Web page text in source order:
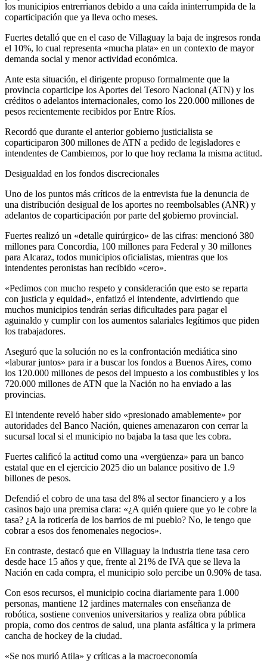
los municipios entrerrianos debido a una caída ininterrumpida de la
coparticipación que ya lleva ocho meses.
Fuertes detalló que en el caso de Villaguay la baja de ingresos ronda
el 10%, lo cual representa «mucha plata» en un contexto de mayor
demanda social y menor actividad económica.
Ante esta situación, el dirigente propuso formalmente que la
provincia coparticipe los Aportes del Tesoro Nacional (ATN) y los
créditos o adelantos internacionales, como los 220.000 millones de
pesos recientemente recibidos por Entre Ríos.
Recordó que durante el anterior gobierno justicialista se
coparticiparon 300 millones de ATN a pedido de legisladores e
intendentes de Cambiemos, por lo que hoy reclama la misma actitud.
Desigualdad en los fondos discrecionales
Uno de los puntos más críticos de la entrevista fue la denuncia de
una distribución desigual de los aportes no reembolsables (ANR) y
adelantos de coparticipación por parte del gobierno provincial.
Fuertes realizó un «detalle quirúrgico» de las cifras: mencionó 380
millones para Concordia, 100 millones para Federal y 30 millones
para Alcaraz, todos municipios oficialistas, mientras que los
intendentes peronistas han recibido «cero».
«Pedimos con mucho respeto y consideración que esto se reparta
con justicia y equidad», enfatizó el intendente, advirtiendo que
muchos municipios tendrán serias dificultades para pagar el
aguinaldo y cumplir con los aumentos salariales legítimos que piden
los trabajadores.
Aseguró que la solución no es la confrontación mediática sino
«laburar juntos» para ir a buscar los fondos a Buenos Aires, como
los 120.000 millones de pesos del impuesto a los combustibles y los
720.000 millones de ATN que la Nación no ha enviado a las
provincias.
El intendente reveló haber sido «presionado amablemente» por
autoridades del Banco Nación, quienes amenazaron con cerrar la
sucursal local si el municipio no bajaba la tasa que les cobra.
Fuertes calificó la actitud como una «vergüenza» para un banco
estatal que en el ejercicio 2025 dio un balance positivo de 1.9
billones de pesos.
Defendió el cobro de una tasa del 8% al sector financiero y a los
casinos bajo una premisa clara: «¿A quién quiere que yo le cobre la
tasa? ¿A la roticería de los barrios de mi pueblo? No, le tengo que
cobrar a esos dos fenomenales negocios».
En contraste, destacó que en Villaguay la industria tiene tasa cero
desde hace 15 años y que, frente al 21% de IVA que se lleva la
Nación en cada compra, el municipio solo percibe un 0.90% de tasa.
Con esos recursos, el municipio cocina diariamente para 1.000
personas, mantiene 12 jardines maternales con enseñanza de
robótica, sostiene convenios universitarios y realiza obra pública
propia, como dos centros de salud, una planta asfáltica y la primera
cancha de hockey de la ciudad.
«Se nos murió Atila» y críticas a la macroeconomía